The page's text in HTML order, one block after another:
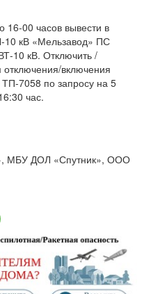
16-00 часов вывести в
10 кВ «Мельзавод» ПС
10 кВ. Отключить /
включения
7058 по запросу на 5
час.
МБУ ДОЛ «Спутник», ООО